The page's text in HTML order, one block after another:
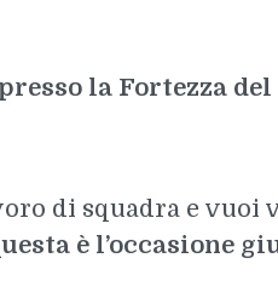
la Fortezza
di squadra e vuoi
è l’occasione